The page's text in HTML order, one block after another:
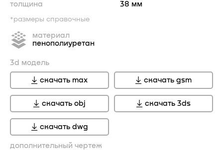
толщина
38 мм
*размеры справочные
материал
пенополиуретан
3d модель
скачать max скачать gsm
скачать obj скачать 3ds
скачать dwg
дополнительный чертеж